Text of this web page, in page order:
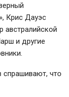
Крис Дауэс
австралийской
и другие
спрашивают, что